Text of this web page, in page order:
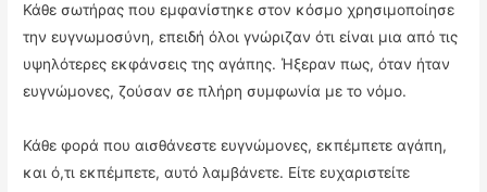
Κάθε σωτήρας που εμφανίστηκε στον κόσμο χρησιμοποίησε
την ευγνωμοσύνη, επειδή όλοι γνώριζαν ότι είναι μια από τις
υψηλότερες εκφάνσεις της αγάπης. Ήξεραν πως, όταν ήταν
ευγνώμονες, ζούσαν σε πλήρη συμφωνία με το νόμο.
Κάθε φορά που αισθάνεστε ευγνώμονες, εκπέμπετε αγάπη,
και ό,τι εκπέμπετε, αυτό λαμβάνετε. Είτε ευχαριστείτε